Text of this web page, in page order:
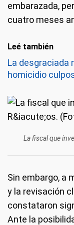
embarazada,
cuatro meses
Leé también
La desgraciada
homicidio
La fiscal que
Sin embargo, a
y la revisación
constataron
Ante la